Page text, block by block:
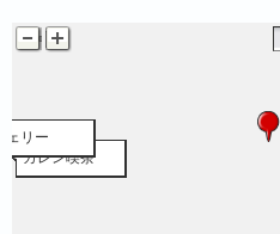
カレン喫茶
ェリー